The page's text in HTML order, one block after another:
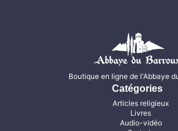
Boutique en ligne de l'Abbaye
Catégories
Articles religieux
Livres
Audio-vidéo